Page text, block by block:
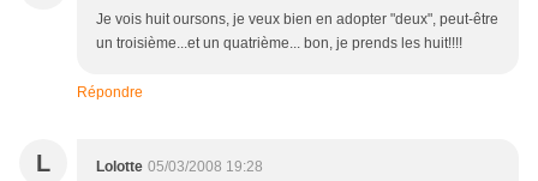
Je vois huit oursons, je veux bien en adopter "deux", peut-être
un troisième...et un quatrième... bon, je prends les huit!!!!
Répondre
L Lolotte 05/03/2008 19:28